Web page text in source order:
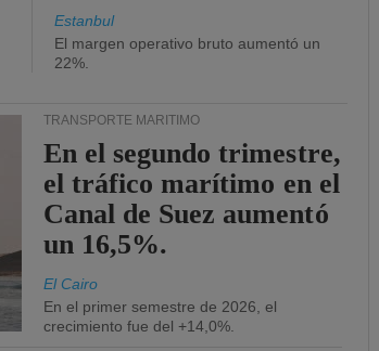
Estanbul
El margen operativo bruto aumentó un
22%.
TRANSPORTE MARÍTIMO
En el segundo trimestre,
el tráfico marítimo en el
Canal de Suez aumentó
un 16,5%.
El Cairo
En el primer semestre de 2026, el
crecimiento fue del +14,0%.